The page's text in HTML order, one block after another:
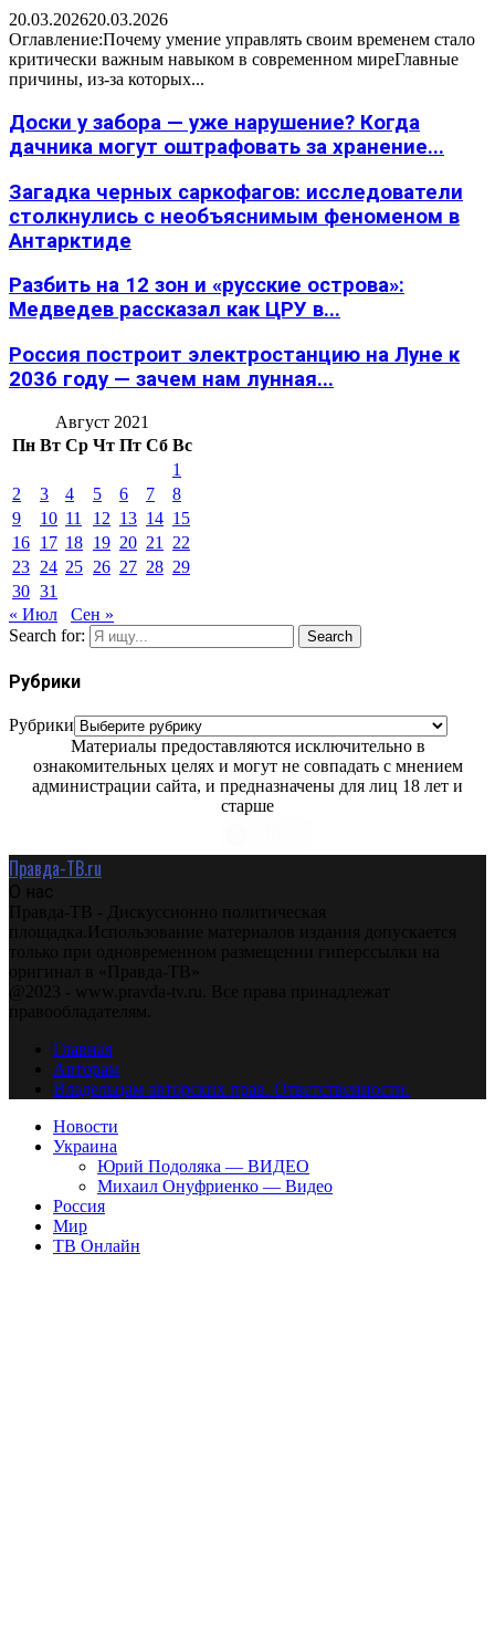
20.03.202620.03.2026
Оглавление:Почему умение управлять своим временем стало
критически важным навыком в современном миреГлавные
причины, из-за которых...
Доски у забора — уже нарушение? Когда
дачника могут оштрафовать за хранение...
Загадка черных саркофагов: исследователи
столкнулись с необъяснимым феноменом в
Антарктиде
Разбить на 12 зон и «русские острова»:
Медведев рассказал как ЦРУ в...
Россия построит электростанцию на Луне к
2036 году — зачем нам лунная...
Август 2021
Пн Вт Ср Чт Пт Сб Вс
1
2
3 4 5 6 7
8
9
10 11 12 13 14 15
16 17 18 19 20 21
22
23 24 25 26 27 28 29
30 31
« Июл
Сен »
Search for:
Search
Рубрики
Рубрики
Материалы предоставляются исключительно в
ознакомительных целях и могут не совпадать с мнением
администрации сайта, и предназначены для лиц 18 лет и
старше
Правда-ТВ.ru
О нас
Правда-ТВ - Дискуссионно политическая
площадка.Использование материалов издания допускается
только при одновременном размещении гиперссылки на
оригинал в «Правда-ТВ»
@2023 - www.pravda-tv.ru. Все права принадлежат
правообладателям.
Главная
Авторам
Владельцам авторских прав. Ответственности.
Новости
Украина
Юрий Подоляка — ВИДЕО
Михаил Онуфриенко — Видео
Россия
Мир
ТВ Онлайн